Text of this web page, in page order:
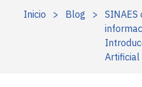
Inicio > Blog >
Artificial